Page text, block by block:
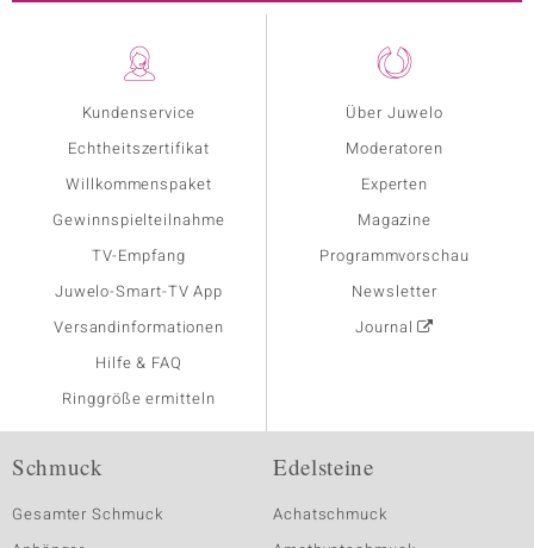
Kundenservice
Echtheitszertifikat
Willkommenspaket
Gewinnspielteilnahme
TV-Empfang
Juwelo-Smart-TV App
Versandinformationen
Hilfe & FAQ
Ringgröße ermitteln
Über Juwelo
Moderatoren
Experten
Magazine
Programmvorschau
Newsletter
Journal
Schmuck
Gesamter Schmuck
Edelsteine
Achatschmuck